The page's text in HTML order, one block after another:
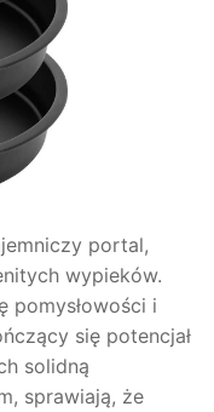
portal,
wypieków.
pomysłowości i
się potencjał
solidną
sprawiają, że